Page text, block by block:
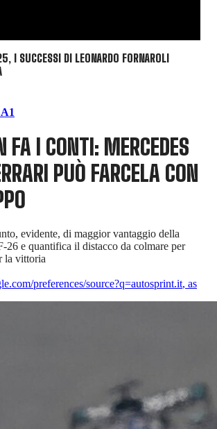
I SUCCESSI DI LEONARDO FORNAROLI
FA I CONTI: MERCEDES
PUÒ FARCELA CON
evidente, di maggior vantaggio della
26 e quantifica il distacco da colmare per
la vittoria
preferences/source?q=autosprint.it, as